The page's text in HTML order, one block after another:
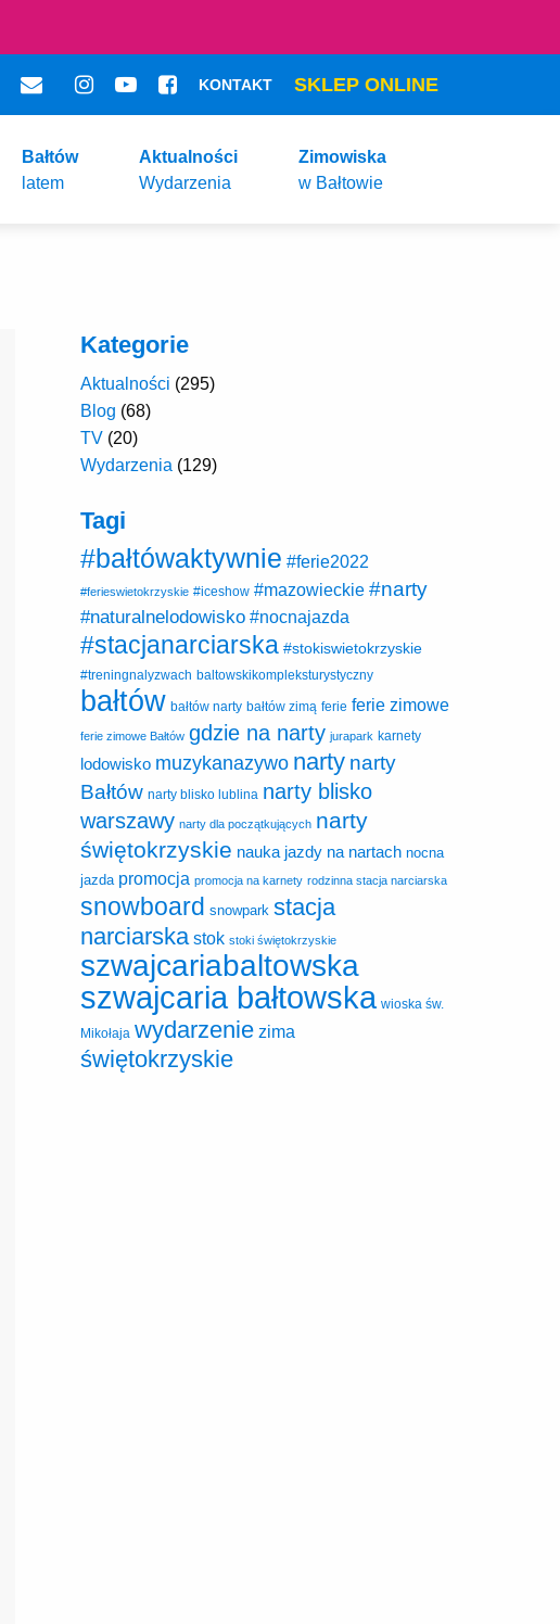
SKLEP ONLINE
KONTAKT
Bałtów
latem
Aktualności
Wydarzenia
Zimowiska
w Bałtowie
Kategorie
Aktualności (295)
Blog (68)
TV(20)
Wydarzenia (129)
Tagi
#bałtówaktywnie #ferie2022
#ferieswietokrzyskie #iceshow #mazowieckie #narty
#naturalnelodowisko #nocnajazda
#stacjanarciarska #stokiswietokrzyskie
#treningnalyzwach baltowskikompleksturystyczny
bałtów bałtów narty bałtów zimą ferie ferie zimowe
ferie zimowe Bałtów gdzie na narty jurapark karnety
lodowisko muzykanazywo narty narty
Bałtów narty blisko lublina narty blisko
warszawy narty dla początkujących narty
świętokrzyskie nauka jazdy na nartach nocna
jazda promocja promocja na karnety rodzinna stacja narciarska
snowboard snowpark stacja
narciarska stok stoki świętokrzyskie
szwajcariabaltowska
szwajcaria bałtowska wioska św.
Mikołaja wydarzenie zima
świętokrzyskie